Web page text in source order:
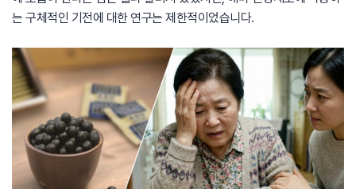
는 구체적인 기전에 대한 연구는 제한적이었습니다.